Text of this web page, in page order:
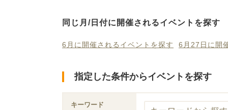
同じ月/日付に開催されるイベントを探す
6月に開催されるイベントを探す 6月27日に開
指定した条件からイベントを探す
キーワード